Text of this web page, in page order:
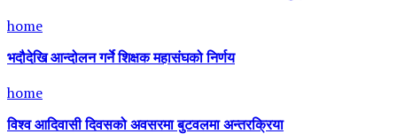
home
भदौदेखि आन्दोलन गर्ने शिक्षक महासंघको निर्णय
home
विश्व आदिवासी दिवसको अवसरमा बुटवलमा अन्तरक्रिया